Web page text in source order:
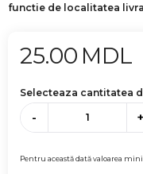
functie de localitatea
25.00 MDL
Selecteaza cantitatea
- +
Pentru această dată valoarea